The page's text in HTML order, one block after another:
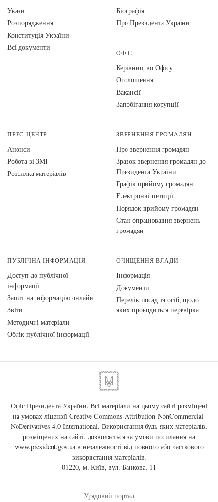
Укази
Розпорядження
Конституція України
Всі документи
Біографія
Про Президента України
ОФІС
Керівництво Офісу
Оголошення
Вакансії
Запобігання корупції
ПРЕС-ЦЕНТР
Анонси
Робота зі ЗМІ
Розсилка матеріалів
ЗВЕРНЕННЯ ГРОМАДЯН
Про звернення громадян
Зразок звернення громадян до
Президента України
Графік прийому громадян
Електронні петиції
Порядок прийому громадян
Стан опрацювання звернень
громадян
ПУБЛІЧНА ІНФОРМАЦІЯ
Доступ до публічної
інформації
Запит на інформацію онлайн
Звіти
Методичні матеріали
Облік публічної інформації
ОЧИЩЕННЯ ВЛАДИ
Інформація
Документи
Перелік посад та осіб, щодо
яких проводиться перевірка
Офіс Президента України. Всі матеріали на цьому сайті розміщені
на умовах ліцензії Creative Commons Attribution-NonCommercial-
NoDerivatives 4.0 International. Використання будь-яких матеріалів,
розміщених на сайті, дозволяється за умови посилання на
www.president.gov.uaв незалежності від повного або часткового
використання матеріалів.
01220, м. Київ, вул. Банкова, 11
Урядовий портал